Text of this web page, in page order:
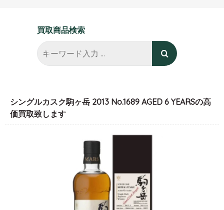
買取商品検索
シングルカスク駒ヶ岳 2013 No.1689 AGED 6 YEARSの高
価買取致します